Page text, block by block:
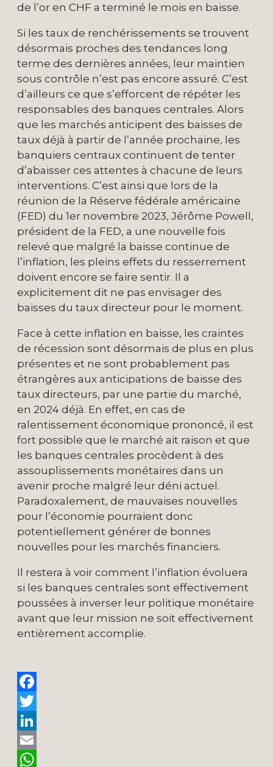
de l’or en CHF a terminé le mois en baisse.
Si les taux de renchérissements se trouvent
désormais proches des tendances long
terme des dernières années, leur maintien
sous contrôle n’est pas encore assuré. C’est
d’ailleurs ce que s’efforcent de répéter les
responsables des banques centrales. Alors
que les marchés anticipent des baisses de
taux déjà à partir de l’année prochaine, les
banquiers centraux continuent de tenter
d’abaisser ces attentes à chacune de leurs
interventions. C’est ainsi que lors de la
réunion de la Réserve fédérale américaine
(FED) du 1er novembre 2023, Jérôme Powell,
président de la FED, a une nouvelle fois
relevé que malgré la baisse continue de
l’inflation, les pleins effets du resserrement
doivent encore se faire sentir. Il a
explicitement dit ne pas envisager des
baisses du taux directeur pour le moment.
Face à cette inflation en baisse, les craintes
de récession sont désormais de plus en plus
présentes et ne sont probablement pas
étrangères aux anticipations de baisse des
taux directeurs, par une partie du marché,
en 2024 déjà. En effet, en cas de
ralentissement économique prononcé, il est
fort possible que le marché ait raison et que
les banques centrales procèdent à des
assouplissements monétaires dans un
avenir proche malgré leur déni actuel.
Paradoxalement, de mauvaises nouvelles
pour l’économie pourraient donc
potentiellement générer de bonnes
nouvelles pour les marchés financiers.
Il restera à voir comment l’inflation évoluera
si les banques centrales sont effectivement
poussées à inverser leur politique monétaire
avant que leur mission ne soit effectivement
entièrement accomplie.
Facebook
Twitter
LinkedIn
Email